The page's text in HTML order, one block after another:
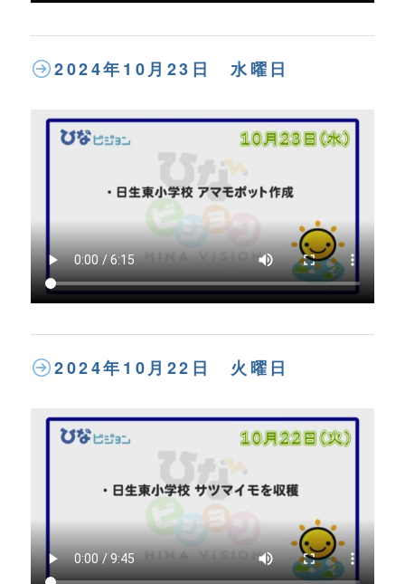
2024年10月23日 水曜日
2024年10月22日 火曜日